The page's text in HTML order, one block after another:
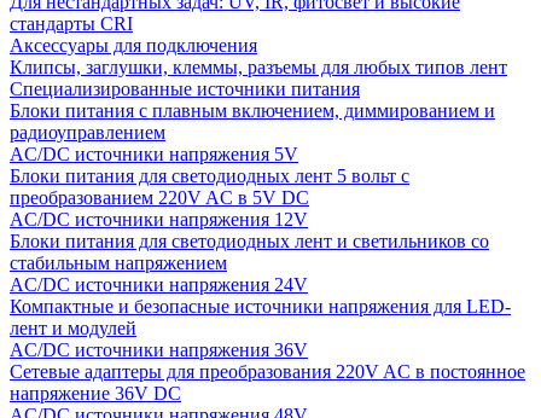
стандарты CRI
Аксессуары для подключения
Клипсы, заглушки, клеммы, разъемы для любых типов лент
Специализированные источники питания
Блоки питания с плавным включением, диммированием и
радиоуправлением
AC/DC источники напряжения 5V
Блоки питания для светодиодных лент 5 вольт с
преобразованием 220V AC в 5V DC
AC/DC источники напряжения 12V
Блоки питания для светодиодных лент и светильников со
стабильным напряжением
AC/DC источники напряжения 24V
Компактные и безопасные источники напряжения для LED-
лент и модулей
AC/DC источники напряжения 36V
Сетевые адаптеры для преобразования 220V AC в постоянное
напряжение 36V DC